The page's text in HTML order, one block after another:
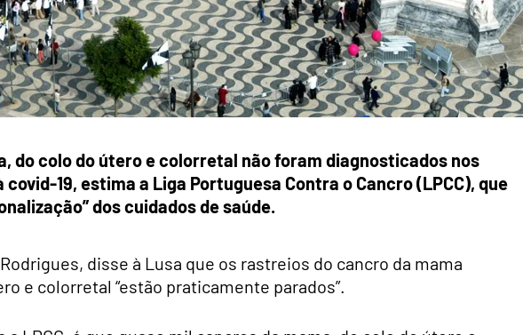
do colo do útero e colorretal não foram diagnosticados nos
19, estima a Liga Portuguesa Contra o Cancro (LPCC), que
dos cuidados de saúde.
disse à Lusa que os rastreios do cancro da mama
e colorretal “estão praticamente parados”.